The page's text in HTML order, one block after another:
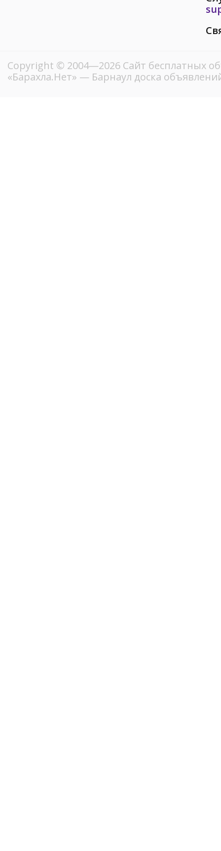
Copyright © 2004—2026 Сайт бесплатных
«Барахла.Нет» — Барнаул доска